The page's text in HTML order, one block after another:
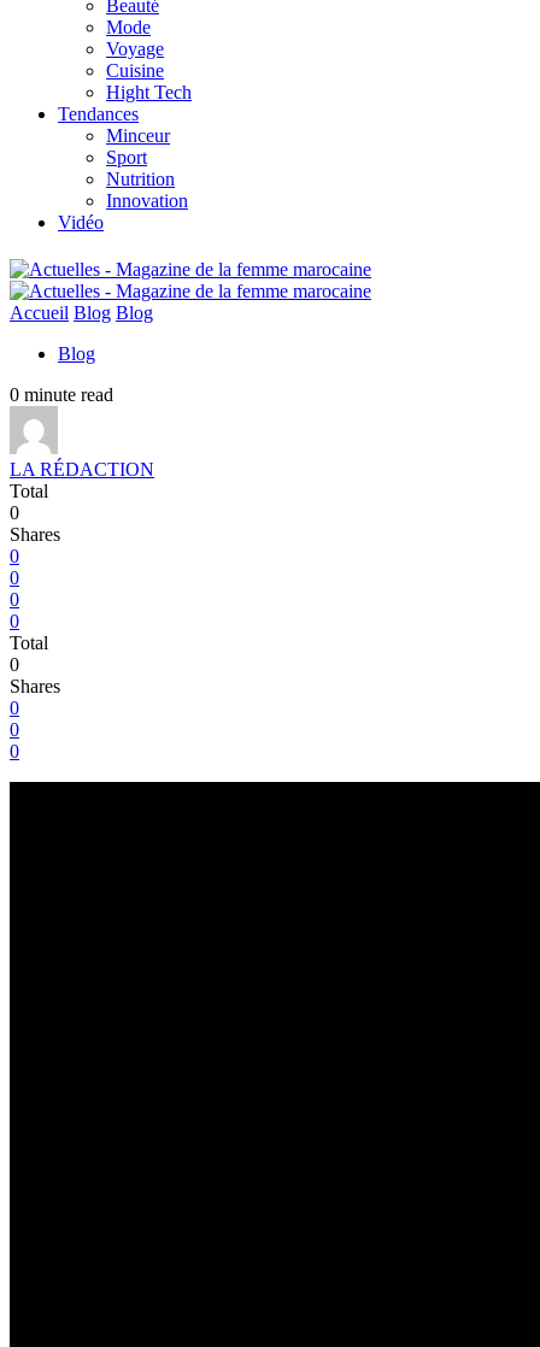
Beauté
Mode
Voyage
Cuisine
Hight Tech
Tendances
Minceur
Sport
Nutrition
Innovation
Vidéo
Accueil Blog Blog
Blog
0 minute read
LA RÉDACTION
Total
0
Shares
0
0
0
0
Total
0
Shares
0
0
0